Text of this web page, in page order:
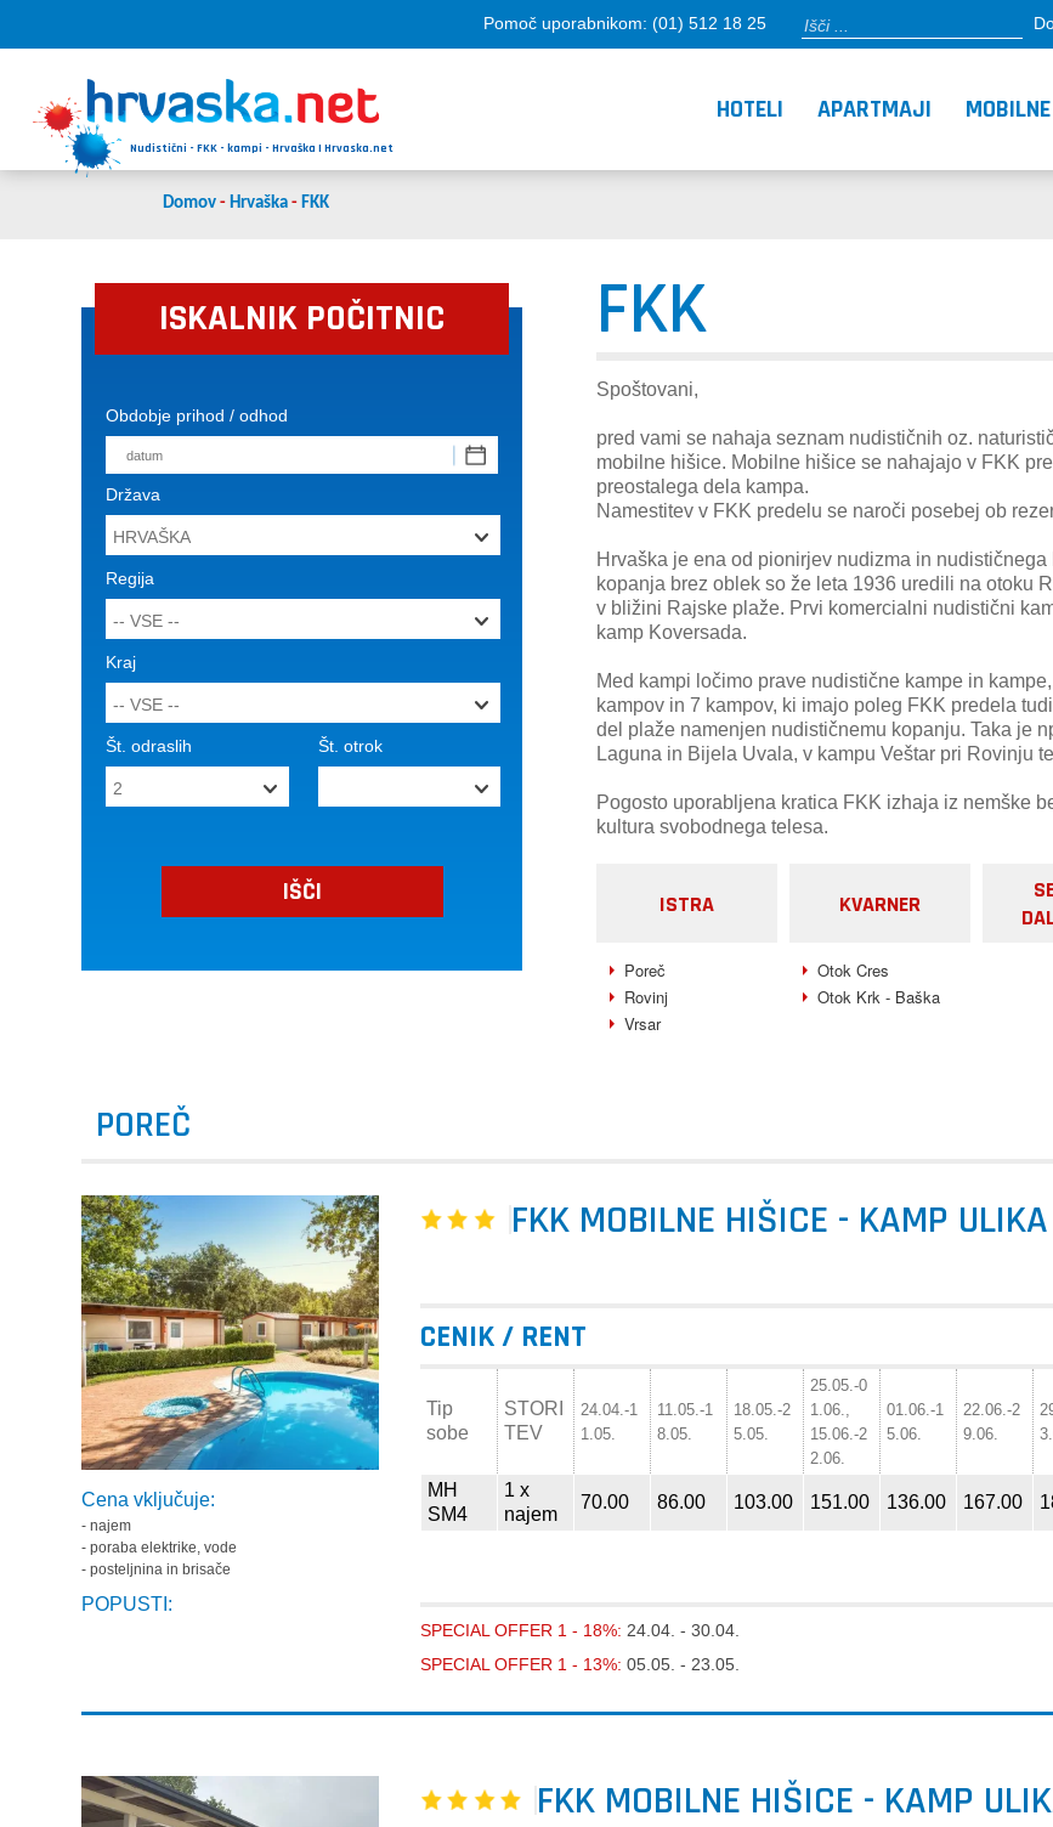
Nudistični - FKK - kampi - Hrvaška | Hrvaska.net
HOTELI APARTMAJI
Pomoč uporabnikom: (01) 512 18 25
Domov - Hrvaška - FKK
ISKALNIK POČITNIC
Obdobje prihod / odhod
Država
Regija
Kraj
Št. odraslih Št. otrok
FKK
Spoštovani,
pred vami se nahaja seznam nudističnih oz.
mobilne hišice. Mobilne hišice se nahajajo v FKK
preostalega dela kampa.
Namestitev v FKK predelu se naroči posebej ob
Hrvaška je ena od pionirjev nudizma in
kopanja brez oblek so že leta 1936 uredili na otoku
v bližini Rajske plaže. Prvi komercialni nudistični
kamp Koversada.
Med kampi ločimo prave nudistične kampe in
kampov in 7 kampov, ki imajo poleg FKK predela
del plaže namenjen nudističnemu kopanju. Taka je
Laguna in Bijela Uvala, v kampu Veštar pri Rovinju
Pogosto uporabljena kratica FKK izhaja iz nemške
kultura svobodnega telesa.
ISTRA
Poreč
Rovinj
Vrsar
KVARNER
Otok Cres
Otok Krk - Baška
POREČ
Cena vključuje:
- najem
- poraba elektrike, vode
- posteljnina in brisače
POPUSTI:
FKK MOBILNE HIŠICE - KAMP
CENIK / RENT
Tip
sobe
STORI
TEV
24.04.-1
1.05.
11.05.-1
8.05.
18.05.-2
5.05.
25.05.-0
1.06.,
15.06.-2
2.06.
01.06.-1
5.06.
22.06.-2
9.06.
MH
SM4
1 x
najem
70.00 86.00 103.00 151.00 136.00 167.00
SPECIAL OFFER 1 - 18%: 24.04. - 30.04.
SPECIAL OFFER 1 - 13%:05.05. - 23.05.
FKK MOBILNE HIŠICE - KAMP